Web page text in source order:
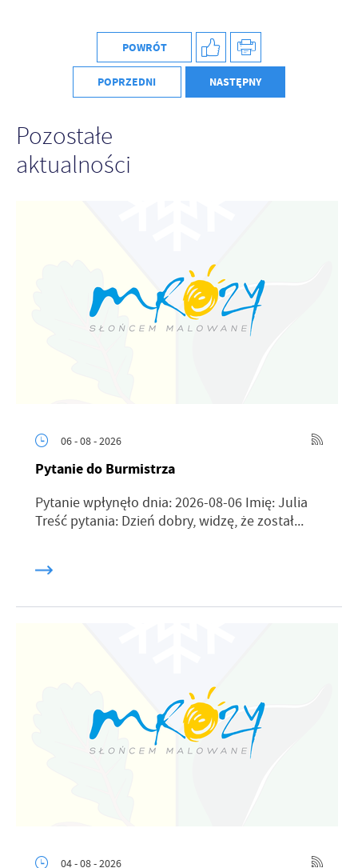
POWRÓT
POPRZEDNI NASTĘPNY
Pozostałe
aktualności
06 - 08 - 2026
Pytanie do Burmistrza
Pytanie wpłynęło dnia: 2026-08-06 Imię: Julia
Treść pytania: Dzień dobry, widzę, że został...
04 - 08 - 2026
społecznościowych.